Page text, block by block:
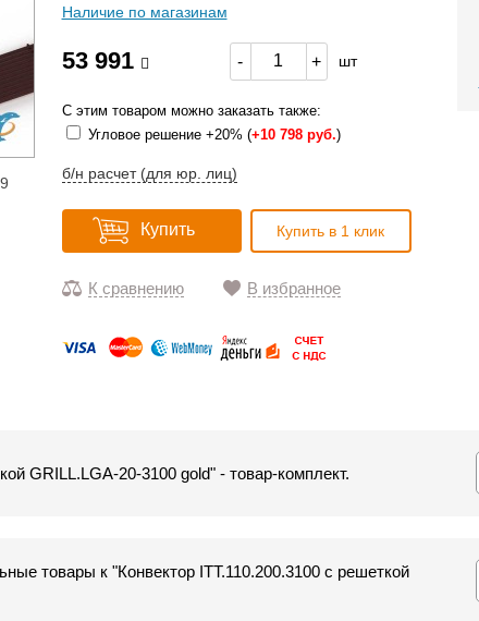
Наличие по магазинам
53 991 - + шт
С этим товаром можно заказать также:
Угловое решение +20% (+10 798 руб.)
б/н расчет (для юр. лиц)
Купить Купить в 1 клик
К сравнению В избранное
GRILL.LGA-20-3100 gold" - товар-комплект.
товары к "Конвектор ITT.110.200.3100 с решеткой